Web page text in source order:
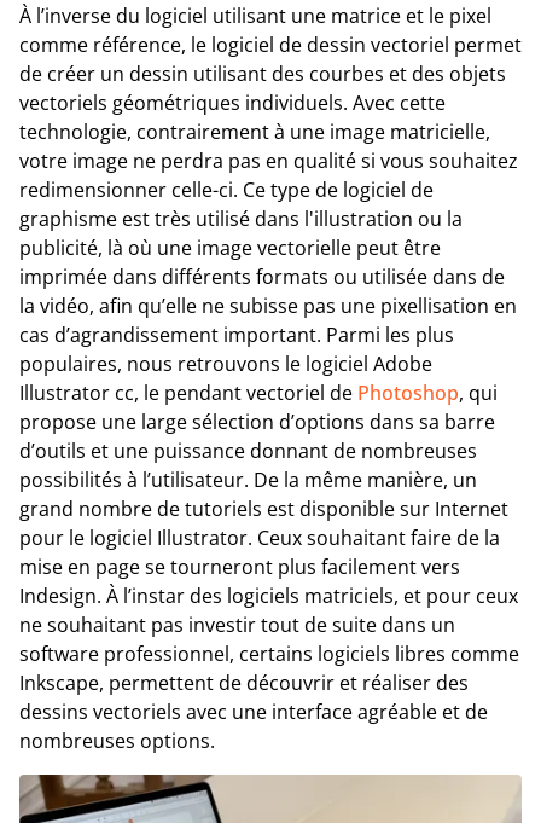
À l’inverse du logiciel utilisant une matrice et le pixel
comme référence, le logiciel de dessin vectoriel permet
de créer un dessin utilisant des courbes et des objets
vectoriels géométriques individuels. Avec cette
technologie, contrairement à une image matricielle,
votre image ne perdra pas en qualité si vous souhaitez
redimensionner celle-ci. Ce type de logiciel de
graphisme est très utilisé dans l'illustration ou la
publicité, là où une image vectorielle peut être
imprimée dans différents formats ou utilisée dans de
la vidéo, afin qu’elle ne subisse pas une pixellisation en
cas d’agrandissement important. Parmi les plus
populaires, nous retrouvons le logiciel Adobe
Illustrator cc, le pendant vectoriel de Photoshop, qui
propose une large sélection d’options dans sa barre
d’outils et une puissance donnant de nombreuses
possibilités à l’utilisateur. De la même manière, un
grand nombre de tutoriels est disponible sur Internet
pour le logiciel Illustrator. Ceux souhaitant faire de la
mise en page se tourneront plus facilement vers
Indesign. À l’instar des logiciels matriciels, et pour ceux
ne souhaitant pas investir tout de suite dans un
software professionnel, certains logiciels libres comme
Inkscape, permettent de découvrir et réaliser des
dessins vectoriels avec une interface agréable et de
nombreuses options.